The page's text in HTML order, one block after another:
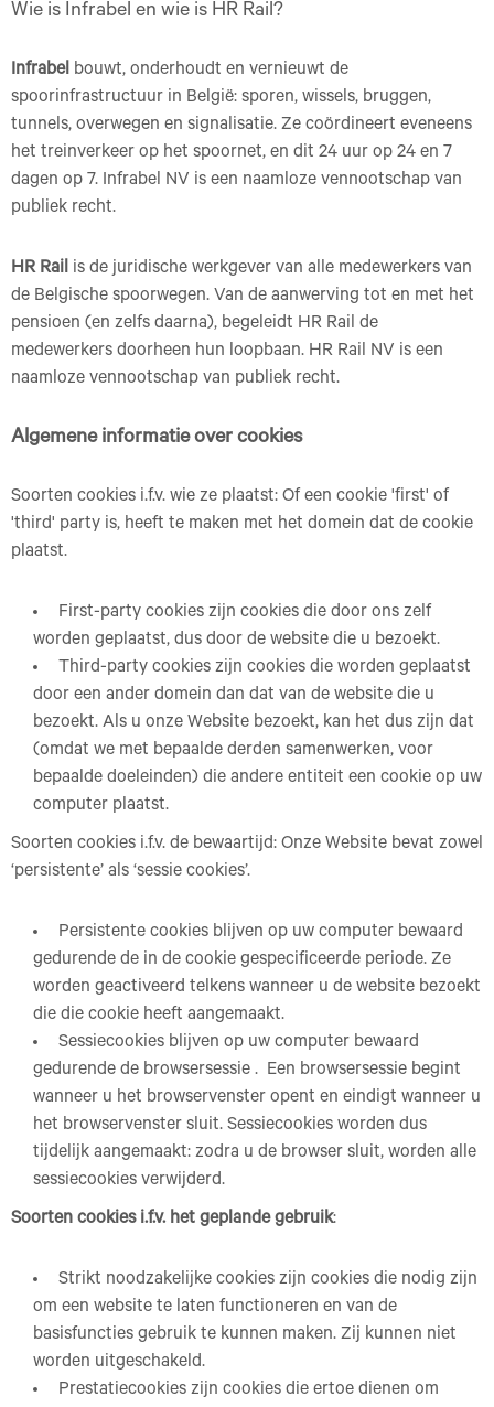
Wie is Infrabel en wie is HR Rail?
Infrabel bouwt, onderhoudt en vernieuwt de
spoorinfrastructuur in België: sporen, wissels, bruggen,
tunnels, overwegen en signalisatie. Ze coördineert eveneens
het treinverkeer op het spoornet, en dit 24 uur op 24 en 7
dagen op 7. Infrabel NV is een naamloze vennootschap van
publiek recht.
HR Rail is de juridische werkgever van alle medewerkers van
de Belgische spoorwegen. Van de aanwerving tot en met het
pensioen (en zelfs daarna), begeleidt HR Rail de
medewerkers doorheen hun loopbaan. HR Rail NV is een
naamloze vennootschap van publiek recht.
Algemene informatie over cookies
Soorten cookies i.f.v. wie ze plaatst: Of een cookie 'first' of
'third' party is, heeft te maken met het domein dat de cookie
plaatst.
First-party cookies zijn cookies die door ons zelf
worden geplaatst, dus door de website die u bezoekt.
Third-party cookies zijn cookies die worden geplaatst
door een ander domein dan dat van de website die u
bezoekt. Als u onze Website bezoekt, kan het dus zijn dat
(omdat we met bepaalde derden samenwerken, voor
bepaalde doeleinden) die andere entiteit een cookie op uw
computer plaatst.
Soorten cookies i.f.v. de bewaartijd: Onze Website bevat zowel
‘persistente’ als ‘sessie cookies’.
Persistente cookies blijven op uw computer bewaard
gedurende de in de cookie gespecificeerde periode. Ze
worden geactiveerd telkens wanneer u de website bezoekt
die die cookie heeft aangemaakt.
Sessiecookies blijven op uw computer bewaard
gedurende de browsersessie . Een browsersessie begint
wanneer u het browservenster opent en eindigt wanneer u
het browservenster sluit. Sessiecookies worden dus
tijdelijk aangemaakt: zodra u de browser sluit, worden alle
sessiecookies verwijderd.
Soorten cookies i.f.v. het geplande gebruik:
Strikt noodzakelijke cookies zijn cookies die nodig zijn
om een website te laten functioneren en van de
basisfuncties gebruik te kunnen maken. Zij kunnen niet
worden uitgeschakeld.
Prestatiecookies zijn cookies die ertoe dienen om